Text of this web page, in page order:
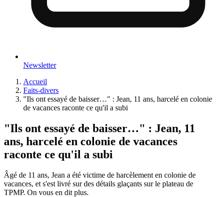
Newsletter
Accueil
Faits-divers
"Ils ont essayé de baisser…" : Jean, 11 ans, harcelé en colonie
de vacances raconte ce qu'il a subi
"Ils ont essayé de baisser…" : Jean, 11
ans, harcelé en colonie de vacances
raconte ce qu'il a subi
Âgé de 11 ans, Jean a été victime de harcèlement en colonie de
vacances, et s'est livré sur des détails glaçants sur le plateau de
TPMP. On vous en dit plus.